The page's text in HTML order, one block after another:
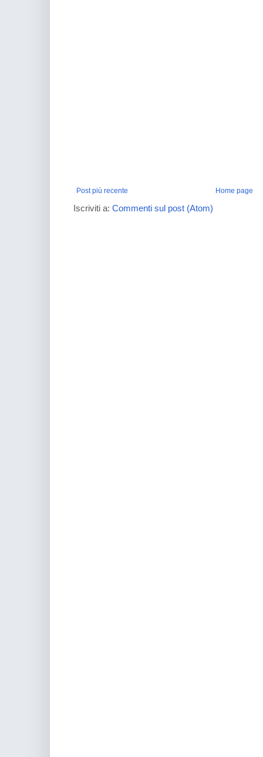
Post più recente Home page
Iscriviti a: Commenti sul post (Atom)